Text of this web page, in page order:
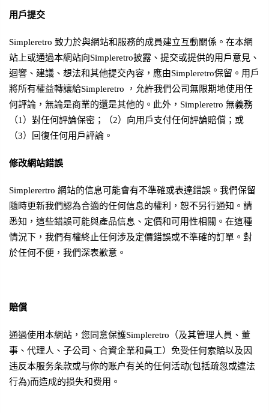
用戶提交
Simpleretro 致力於與網站和服務的成員建立互動關係。在本網
站上或通過本網站向Simpleretro披露、提交或提供的用戶意見、
迴響、建議、想法和其他提交內容，應由Simpleretro保留。用戶
將所有權益轉讓給Simpleretro ，允許我們公司無限期地使用任
何評論，無論是商業的還是其他的。此外，Simpleretro 無義務
（1）對任何評論保密；（2）向用戶支付任何評論賠償；或
（3）回復任何用戶評論。
修改網站錯誤
Simplerertro 網站的信息可能會有不準確或表達錯誤。我們保留
隨時更新我們認為合適的任何信息的權利，恕不另行通知。請
悉知，這些錯誤可能與產品信息、定價和可用性相關。在這種
情況下，我們有權終止任何涉及定價錯誤或不準確的訂單。對
於任何不便，我們深表歉意。
賠償
通過使用本網站，您同意保護Simpleretro（及其管理人員、董
事、代理人、子公司、合資企業和員工）免受任何索賠以及因
违反本服务条款或与你的账户有关的任何活动(包括疏忽或違法
行為)而造成的损失和费用。